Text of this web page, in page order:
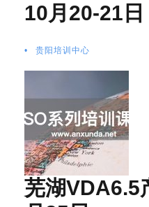
10月20-21日
• 贵阳培训中心
芜湖VDA6.5